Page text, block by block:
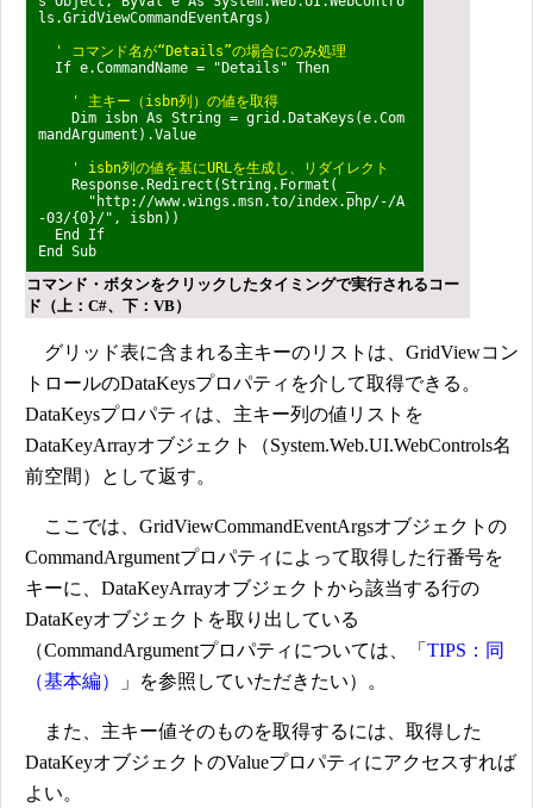
ls.GridViewCommandEventArgs)
' コマンド名が“Details”の場合にのみ処理
If e.CommandName = "Details" Then
' 主キー（isbn列）の値を取得
Dim isbn As String = grid.DataKeys(e.Com
mandArgument).Value
' isbn列の値を基にURLを生成し、リダイレクト
Response.Redirect(String.Format( _
"http://www.wings.msn.to/index.php/-/A
-03/{0}/", isbn))
End If
End Sub
コマンド・ボタンをクリックしたタイミングで実行されるコー
ド（上：C#、下：VB）
グリッド表に含まれる主キーのリストは、GridViewコン
トロールのDataKeysプロパティを介して取得できる。
DataKeysプロパティは、主キー列の値リストを
DataKeyArrayオブジェクト（System.Web.UI.WebControls名
前空間）として返す。
ここでは、GridViewCommandEventArgsオブジェクトの
CommandArgumentプロパティによって取得した行番号を
キーに、DataKeyArrayオブジェクトから該当する行の
DataKeyオブジェクトを取り出している
（CommandArgumentプロパティについては、「 TIPS：同
（基本編）
」を参照していただきたい）。
また、主キー値そのものを取得するには、取得した
DataKeyオブジェクトのValueプロパティにアクセスすれば
よい。